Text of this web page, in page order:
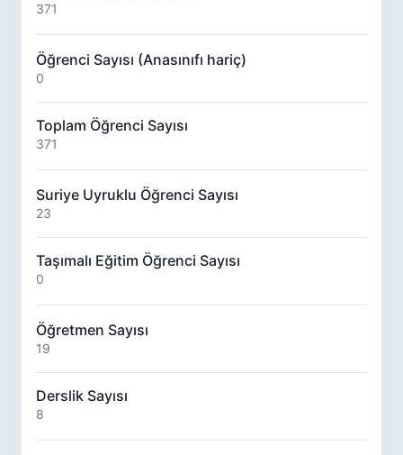
371
Öğrenci Sayısı (Anasınıfı hariç)
0
Toplam Öğrenci Sayısı
371
Suriye Uyruklu Öğrenci Sayısı
23
Taşımalı Eğitim Öğrenci Sayısı
0
Öğretmen Sayısı
19
Derslik Sayısı
8